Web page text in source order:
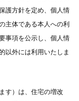
護方針を定め、個人情
主体である本人への利
事項を公示し、個人情
以外には利用いたしま
す）は、住宅の増改